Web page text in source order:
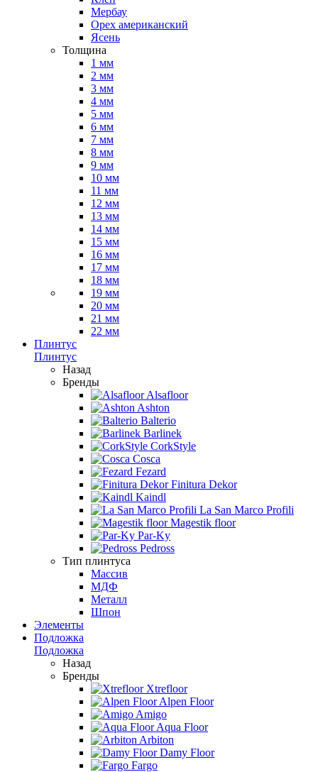
Мербау
Орех американский
Ясень
Толщина
1 мм
2 мм
3 мм
4 мм
5 мм
6 мм
7 мм
8 мм
9 мм
10 мм
11 мм
12 мм
13 мм
14 мм
15 мм
16 мм
17 мм
18 мм
19 мм
20 мм
21 мм
22 мм
Плинтус
Плинтус
Назад
Бренды
Alsafloor
Ashton
Balterio
Barlinek
CorkStyle
Cosca
Fezard
Finitura Dekor
Kaindl
La San Marco Profili
Magestik floor
Par-Ky
Pedross
Тип плинтуса
Массив
МДФ
Металл
Шпон
Элементы
Подложка
Подложка
Назад
Бренды
Xtrefloor
Alpen Floor
Amigo
Aqua Floor
Arbiton
Damy Floor
Fargo